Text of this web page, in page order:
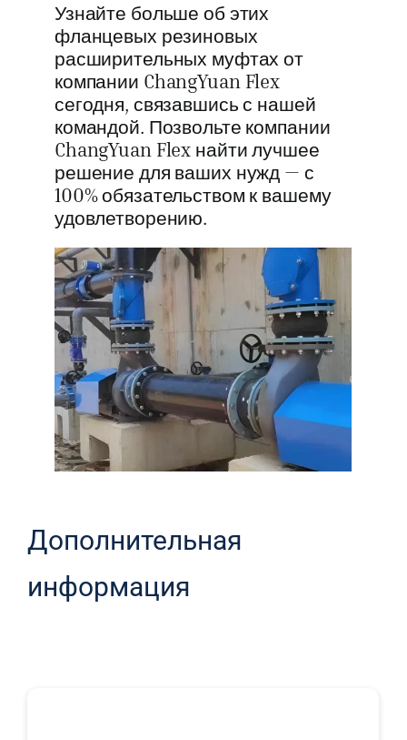
Узнайте больше об этих
фланцевых резиновых
расширительных муфтах от
компании ChangYuan Flex
сегодня, связавшись с нашей
командой. Позвольте компании
ChangYuan Flex найти лучшее
решение для ваших нужд — с
100% обязательством к вашему
удовлетворению.
Дополнительная
информация